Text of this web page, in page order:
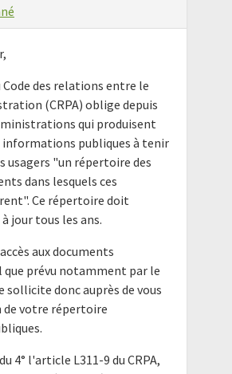
des relations entre le
(CRPA) oblige depuis
qui produisent
informations publiques à tenir
usagers "un répertoire des
dans lesquels ces
Ce répertoire doit
jour tous les ans.
aux documents
prévu notamment par le
sollicite donc auprès de vous
votre répertoire
4° l'article L311-9 du CRPA,